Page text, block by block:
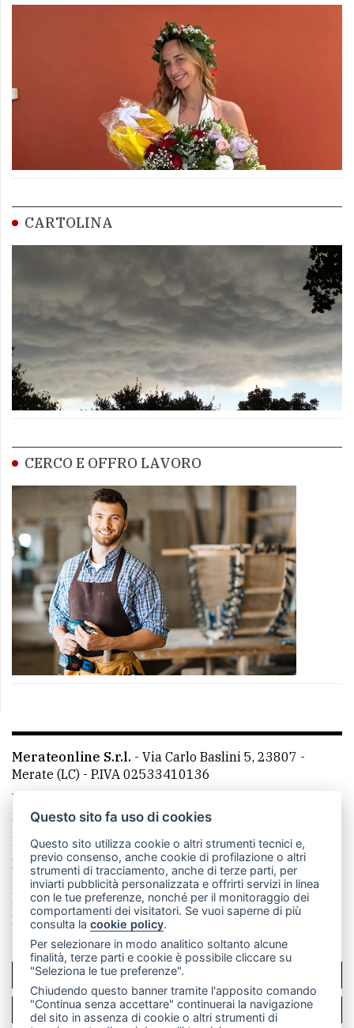
CARTOLINA
CERCO E OFFRO LAVORO
Merateonline S.r.l. - Via Carlo Baslini 5, 23807 -
Merate (LC) - P.IVA 02533410136
Telefono:
mail: redazione@merateonline.it
La redazione
CasateOnline LeccoOnline
RSS
Made by VIP
Privacy policy
Cookie policy
Rivedi le tue scelte sui cookie
SCRIVICI
PER LA TUA PUBBLICITÀ
Questo sito fa uso di cookies
Questo sito utilizza cookie o altri strumenti tecnici e,
previo consenso, anche cookie di profilazione o altri
strumenti di tracciamento, anche di terze parti, per
inviarti pubblicità personalizzata e offrirti servizi in linea
con le tue preferenze, nonché per il monitoraggio dei
comportamenti dei visitatori. Se vuoi saperne di più
consulta lacookie policy.
Per selezionare in modo analitico soltanto alcune
finalità, terze parti e cookie è possibile cliccare su
"Seleziona le tue preferenze".
Chiudendo questo banner tramite l'apposito comando
"Continua senza accettare" continuerai la navigazione
del sito in assenza di cookie o altri strumenti di